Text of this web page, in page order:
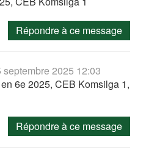
Répondre à ce message
septembre 2025 12:03
6e 2025, CEB Komsilga 1,
Répondre à ce message